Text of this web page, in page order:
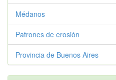
Médanos
Patrones de erosión
Provincia de Buenos Aires